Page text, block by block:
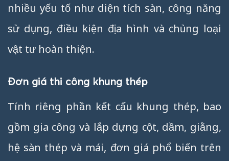
nhiều yếu tố như diện tích sàn, công năng
sử dụng, điều kiện địa hình và chủng loại
vật tư hoàn thiện.
Đơn giá thi công khung thép
Tính riêng phần kết cấu khung thép, bao
gồm gia công và lắp dựng cột, dầm, giằng,
hệ sàn thép và mái, đơn giá phổ biến trên